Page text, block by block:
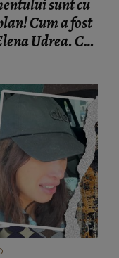
sunt cu
Cum a fost
Udrea. Cu